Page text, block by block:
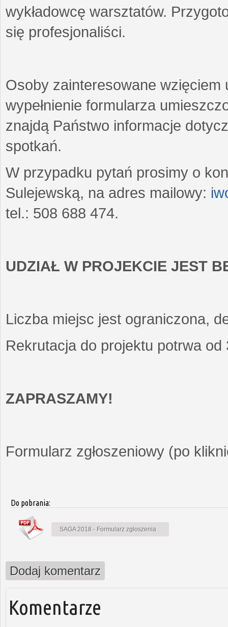
wykładowcę warsztatów.
się profesjonaliści.
Osoby zainteresowane wzięciem
wypełnienie formularza
znajdą Państwo informacje
spotkań.
W przypadku pytań prosimy o
Sulejewską, na adres mailowy:
tel.: 508 688 474.
UDZIAŁ W PROJEKCIE JEST
Liczba miejsc jest ograniczona,
Rekrutacja do projektu potrwa
ZAPRASZAMY!
Formularz zgłoszeniowy (po
Do pobrania:
SAGA 2018 - Formularz zgłoszenia
Dodaj komentarz
Komentarze